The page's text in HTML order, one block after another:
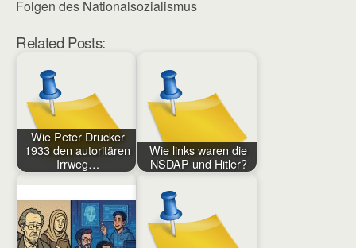
Folgen des Nationalsozialismus
Related Posts:
Wie Peter Drucker
1933 den autoritären
Irrweg…
Wie links waren die
NSDAP und Hitler?